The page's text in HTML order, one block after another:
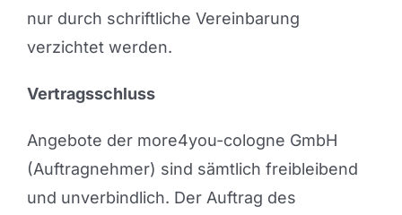
nur durch schriftliche Vereinbarung
verzichtet werden.
Vertragsschluss
Angebote der more4you-cologne GmbH
(Auftragnehmer) sind sämtlich freibleibend
und unverbindlich. Der Auftrag des